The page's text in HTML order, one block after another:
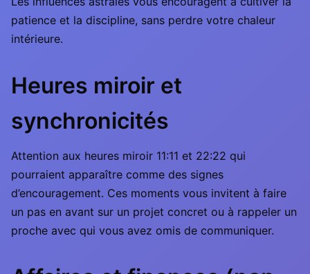
patience et la discipline, sans perdre votre chaleur
intérieure.
Heures miroir et
synchronicités
Attention aux heures miroir 11:11 et 22:22 qui
pourraient apparaître comme des signes
d’encouragement. Ces moments vous invitent à faire
un pas en avant sur un projet concret ou à rappeler un
proche avec qui vous avez omis de communiquer.